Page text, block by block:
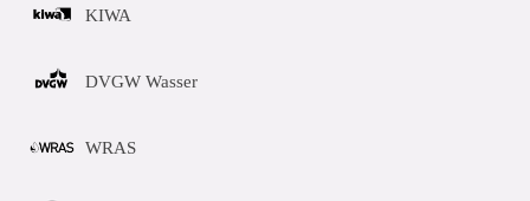
KIWA
DVGW Wasser
WRAS